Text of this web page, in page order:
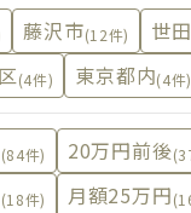
藤沢市(12件) 世
(4件) 東京都内(4件)
(84件) 20万円前後
(18件) 月額25万円